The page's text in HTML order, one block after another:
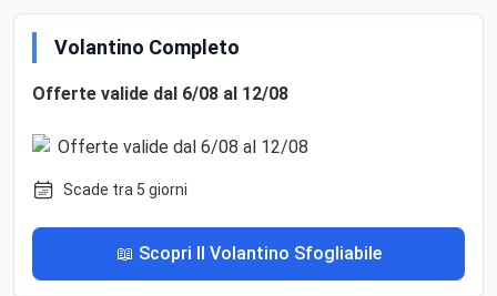
Volantino Completo
Offerte valide dal 6/08 al 12/08
Scade tra 5 giorni
📖 Scopri Il Volantino Sfogliabile